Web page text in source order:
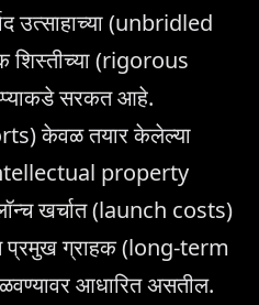
उत्साहाच्या (unbridled
शिस्तीच्या (rigorous
सरकत आहे.
केवळ तयार केलेल्या
(intellectual property
खर्चात (launch costs)
प्रमुख ग्राहक (long-term
आधारित असतील.